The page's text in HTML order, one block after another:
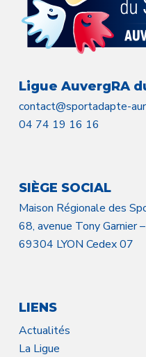
Ligue AuvergRA
contact@sportadapte-
04 74 19 16 16
SIÈGE SOCIAL
Maison Régionale des
68, avenue Tony Garnier
69304 LYON Cedex 07
LIENS
Actualités
La Ligue